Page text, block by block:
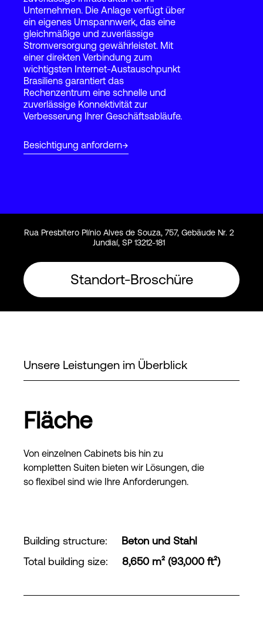
Login
Unternehmen. Die Anlage verfügt über
ein eigenes Umspannwerk, das eine
gleichmäßige und zuverlässige
Stromversorgung gewährleistet. Mit
einer direkten Verbindung zum
wichtigsten Internet-Austauschpunkt
Brasiliens garantiert das
Rechenzentrum eine schnelle und
zuverlässige Konnektivität zur
Verbesserung Ihrer Geschäftsabläufe.
Besichtigung anfordern
Rua Presbítero Plínio Alves de Souza, 757, Gebäude Nr. 2
Jundiaí, SP 13212-181
Standort-Broschüre
Unsere Leistungen im Überblick
Fläche
Von einzelnen Cabinets bis hin zu
kompletten Suiten bieten wir Lösungen, die
so flexibel sind wie Ihre Anforderungen.
Building structure:
Beton und Stahl
Total building size: 8,650 m² (93,000 ft²)